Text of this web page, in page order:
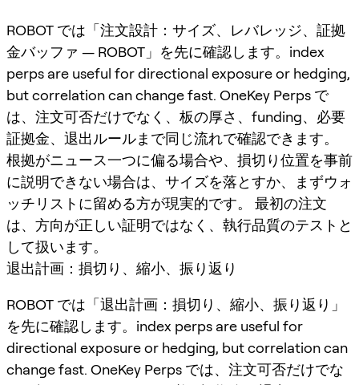
ROBOT では「注文設計：サイズ、レバレッジ、証拠
金バッファ — ROBOT」を先に確認します。index
perps are useful for directional exposure or hedging,
but correlation can change fast. OneKey Perps で
は、注文可否だけでなく、板の厚さ、funding、必要
証拠金、退出ルールまで同じ流れで確認できます。
根拠がニュース一つに偏る場合や、損切り位置を事前
に説明できない場合は、サイズを落とすか、まずウォ
ッチリストに留める方が現実的です。 最初の注文
は、方向が正しい証明ではなく、執行品質のテストと
して扱います。
退出計画：損切り、縮小、振り返り
ROBOT では「退出計画：損切り、縮小、振り返り」
を先に確認します。index perps are useful for
directional exposure or hedging, but correlation can
change fast. OneKey Perps では、注文可否だけでな